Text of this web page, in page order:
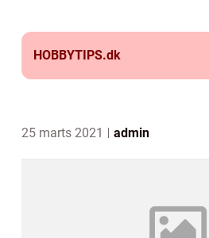
HOBBYTIPS.dk
25 marts 2021 admin